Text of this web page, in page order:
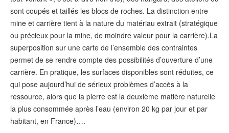
sont coupés et taillés les blocs de roches. La distinction entre
mine et carrière tient à la nature du matériau extrait (stratégique
ou précieux pour la mine, de moindre valeur pour la carrière).La
superposition sur une carte de l’ensemble des contraintes
permet de se rendre compte des possibilités d’ouverture d’une
carrière. En pratique, les surfaces disponibles sont réduites, ce
qui pose aujourd’hui de sérieux problèmes d’accès à la
ressource, alors que la pierre est la deuxième matière naturelle
la plus consommée après l’eau (environ 20 kg par jour et par
habitant, en France)….